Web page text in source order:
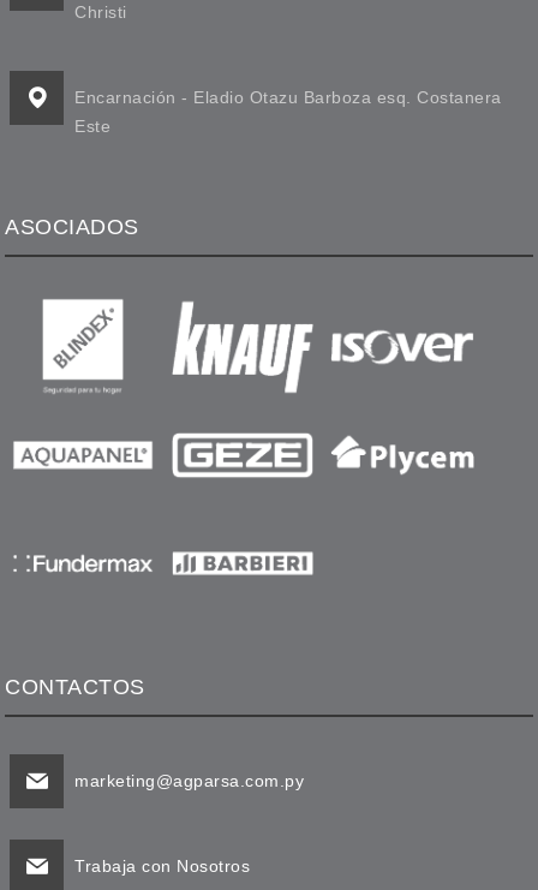
Christi
Encarnación - Eladio Otazu Barboza esq. Costanera
Este
ASOCIADOS
CONTACTOS
marketing@agparsa.com.py
Trabaja con Nosotros